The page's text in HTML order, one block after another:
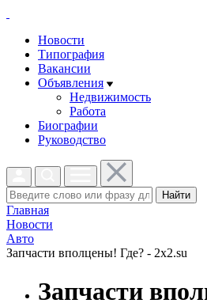
Новости
Типография
Вакансии
Объявления
Недвижимость
Работа
Биографии
Руководство
Найти
Главная
Новости
Авто
Запчасти вполцены! Где? - 2x2.su
Запчасти